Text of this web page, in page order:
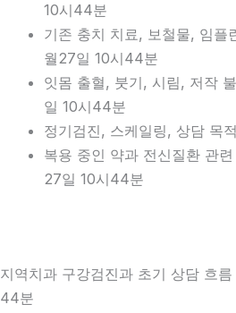
10시44분
기존 충치 치료, 보철물, 임
월27일 10시44분
잇몸 출혈, 붓기, 시림, 저작
일 10시44분
정기검진, 스케일링, 상담 목
복용 중인 약과 전신질환 관
27일 10시44분
지역치과 구강검진과 초기 상담 흐
44분